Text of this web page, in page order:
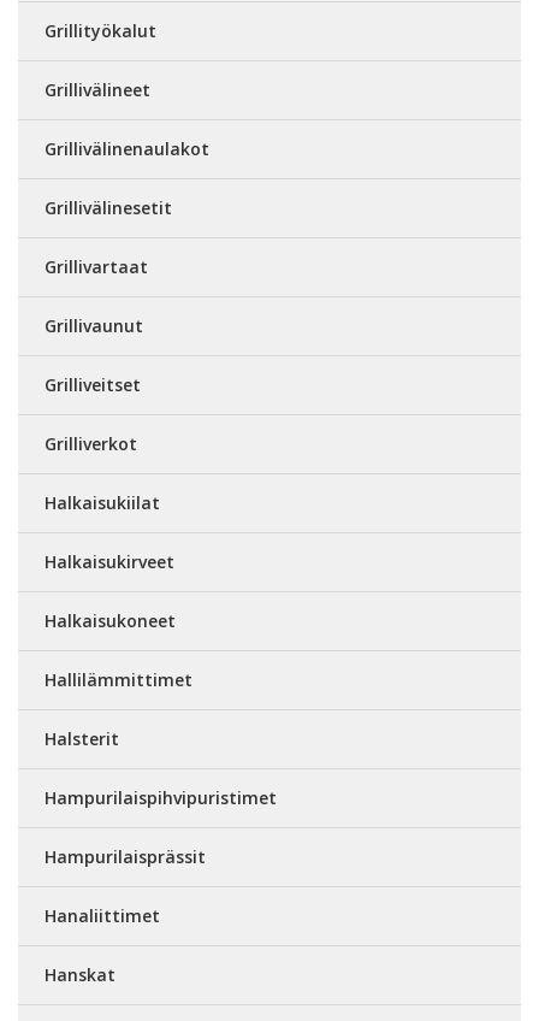
Grillityökalut
Grillivälineet
Grillivälinenaulakot
Grillivälinesetit
Grillivartaat
Grillivaunut
Grilliveitset
Grilliverkot
Halkaisukiilat
Halkaisukirveet
Halkaisukoneet
Hallilämmittimet
Halsterit
Hampurilaispihvipuristimet
Hampurilaisprässit
Hanaliittimet
Hanskat